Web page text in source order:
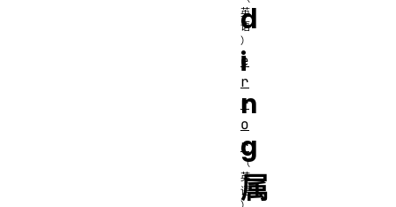
d
i
n
g
属
e
r
r
o
r